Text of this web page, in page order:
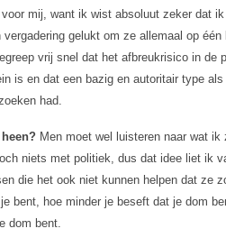
mij, want ik wist absoluut zeker dat
gelukt om ze allemaal op
vrij snel dat het afbreukrisico in de
is en dat een bazig en autoritair type
had.
Men moet wel luisteren naar wat
niets met politiek, dus dat idee liet ik
die het ook niet kunnen helpen dat ze
bent, hoe minder je beseft dat je dom
dom bent.